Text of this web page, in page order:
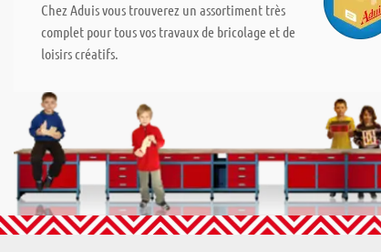
Chez Aduis vous trouverez un assortiment très
complet pour tous vos travaux de bricolage et de
loisirs créatifs.